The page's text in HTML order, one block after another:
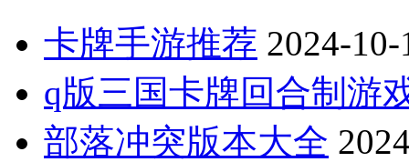
卡牌手游推荐 2024-10-
q版三国卡牌回合制游
部落冲突版本大全